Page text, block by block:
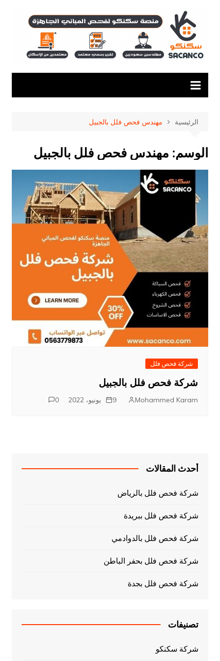
المحتوى
الرئيسية مهندس فحص فلل بالجبيل
الوسم: مهندس فحص فلل بالجبيل
شركة فحص فلل
شركة فحص فلل بالجبيل
Mohammed Karam 9 يونيو، 2022 0
أحدث المقالات
شركة فحص فلل بالرياض
شركة فحص فلل ببريدة
شركة فحص فلل بالدوادمي
شركة فحص فلل بحفر الباطن
شركة فحص فلل بجدة
تصنيفات
شركة سكنكو